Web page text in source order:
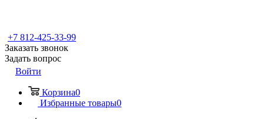
+7 812-425-33-99
Заказать звонок
Задать вопрос
Войти
Корзина0
Избранные товары0